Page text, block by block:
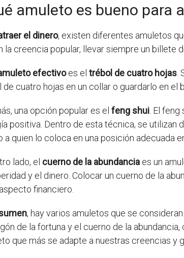
amuleto es bueno para
el dinero, existen diferentes amuletos
la creencia popular, llevar siempre un billete
efectivoes el trébol de cuatro hojas
de cuatro hojas en un collar o guardarlo en
una opción popular es el feng shui . El
positiva. Dentro de esta técnica, se utilizan
a quien lo coloca en una posición adecuada
lado, el cuerno de la abundancia es un
y el dinero. Colocar un cuerno de la
financiero.
, hay varios amuletos que se
de la fortuna y el cuerno de la
que más se adapte a nuestras creencias y